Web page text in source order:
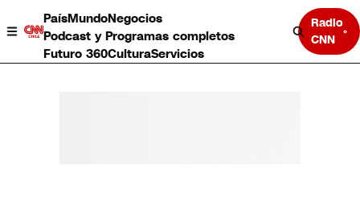
PaísMundoNegocios
Podcast y Programas completos
Futuro 360CulturaServicios
Radio
CNN